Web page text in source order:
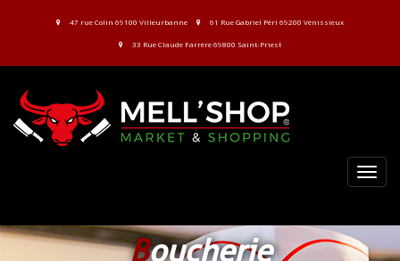
47 rue Colin 69100 Villeurbanne 61 Rue Gabriel Péri 69200 Vénissieux
33 Rue Claude Farrère 69800 Saint-Priest
Boucherie